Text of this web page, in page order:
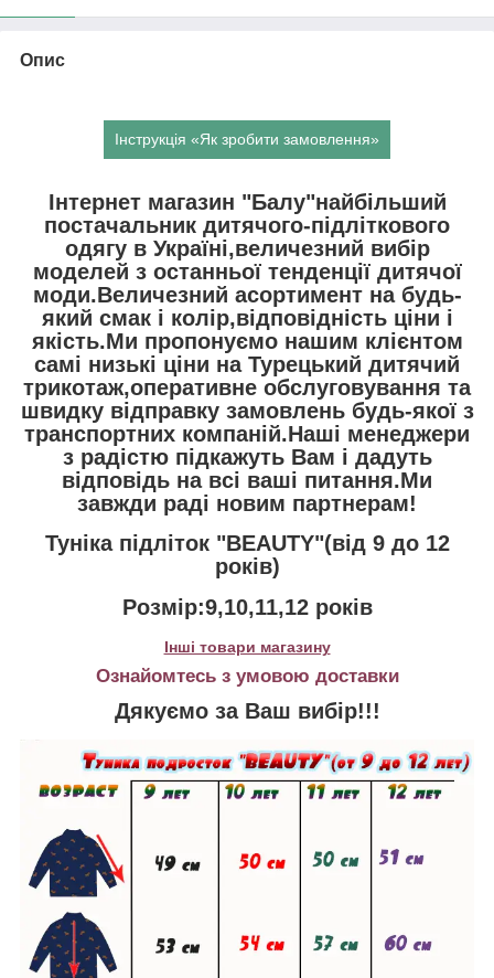
Опис
Інструкція «Як зробити замовлення»
Інтернет магазин "Балу"найбільший
постачальник дитячого-підліткового
одягу в Україні,величезний вибір
моделей з останньої тенденції дитячої
моди.Величезний асортимент на будь-
який смак і колір,відповідність ціни і
якість.Ми пропонуємо нашим клієнтом
самі низькі ціни на Турецький дитячий
трикотаж,оперативне обслуговування та
швидку відправку замовлень будь-якої з
транспортних компаній.Наші менеджери
з радістю підкажуть Вам і дадуть
відповідь на всі ваші питання.Ми
завжди раді новим партнерам!
Туніка підліток "BEAUTY"(від 9 до 12
років)
Розмір:9,10,11,12 років
Інші товари магазину
Ознайомтесь з умовою доставки
Дякуємо за Ваш вибір!!!